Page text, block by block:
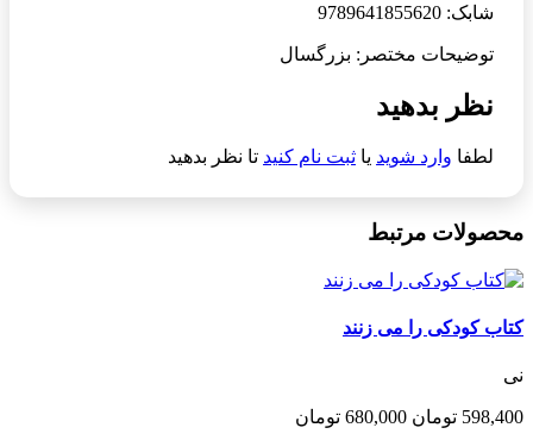
شابک: 9789641855620
توضیحات مختصر: بزرگسال
نظر بدهید
لطفا وارد شوید یا ثبت نام کنید تا نظر بدهید
محصولات مرتبط
کتاب کودکی را می زنند
نی
598,400 تومان 680,000 تومان